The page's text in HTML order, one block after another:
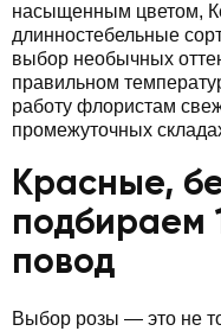
насыщенным цветом,
длинностебельные
выбор необычных
правильном
работу флористам
промежуточных
Красные,
подбираем
повод
Выбор розы — это не